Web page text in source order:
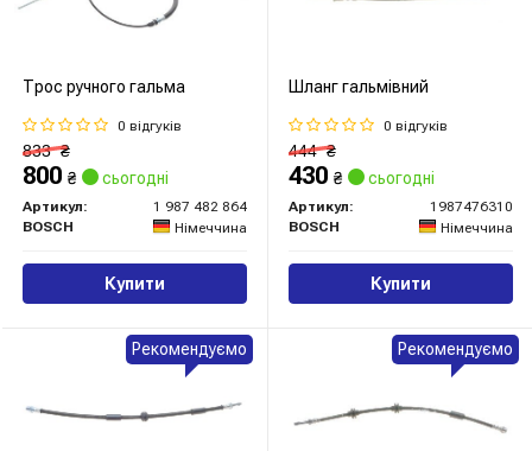
Трос ручного гальма
0 відгуків
833₴
800 ₴ сьогодні
Артикул:
1 987 482 864
BOSCH
Німеччина
Купити
Шланг гальмівний
0 відгуків
444₴
430 ₴ сьогодні
Артикул:
1987476310
BOSCH
Німеччина
Купити
Рекомендуємо Рекомендуємо